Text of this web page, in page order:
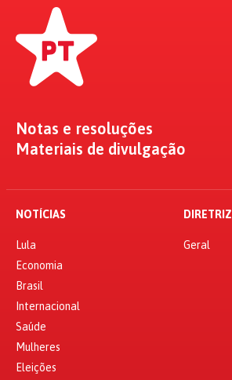
Notas e resoluções
Materiais de divulgação
NOTÍCIAS
Lula
Economia
Brasil
Internacional
Saúde
Mulheres
Eleições
Geral